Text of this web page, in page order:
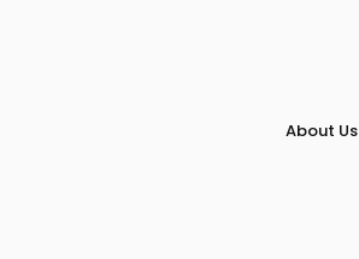
About Us